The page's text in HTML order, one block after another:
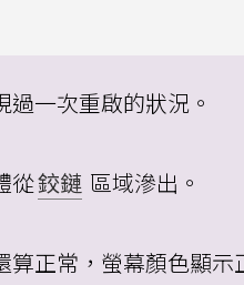
一次重啟的狀況。
從鉸鏈 區域滲出。
正常，螢幕顏色顯